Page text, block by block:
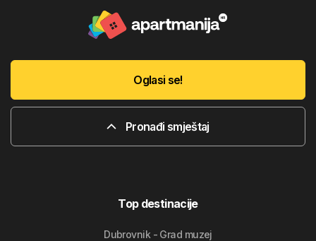
Oglasi se!
Pronađi smještaj
Top destinacije
Dubrovnik - Grad muzej